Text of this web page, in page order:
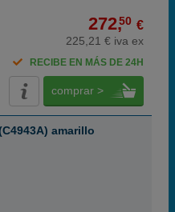
272,50 €
225,21 € iva ex
RECIBE EN MÁS DE 24H
comprar >
amarillo